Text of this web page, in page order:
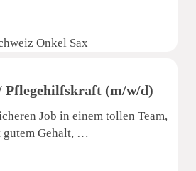
Pflegehilfskraft (m/w/d)
Job in einem tollen Team,
gutem Gehalt, …